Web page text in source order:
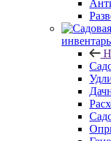
инвентарь